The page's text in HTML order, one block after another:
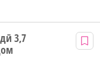
3,7